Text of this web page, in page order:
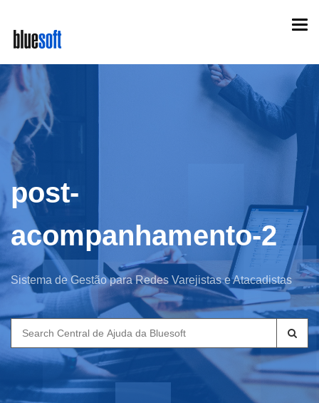
main
content
post-
acompanhamento-2
Sistema de Gestão para Redes Varejistas e Atacadistas
Search
for: